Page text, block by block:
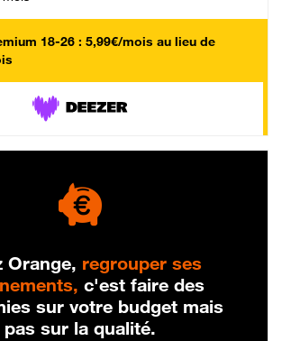
18-26 : 5,99€/mois au lieu de
Orange, regrouper ses
c'est faire des
sur votre budget mais
pas sur la qualité.